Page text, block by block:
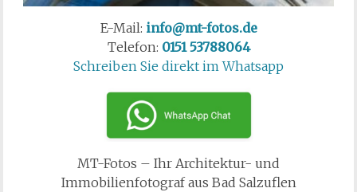
E-Mail: info@mt-fotos.de
Telefon: 0151 53788064
Schreiben Sie direkt im Whatsapp
MT-Fotos – Ihr Architektur- und
Immobilienfotograf aus Bad Salzuflen